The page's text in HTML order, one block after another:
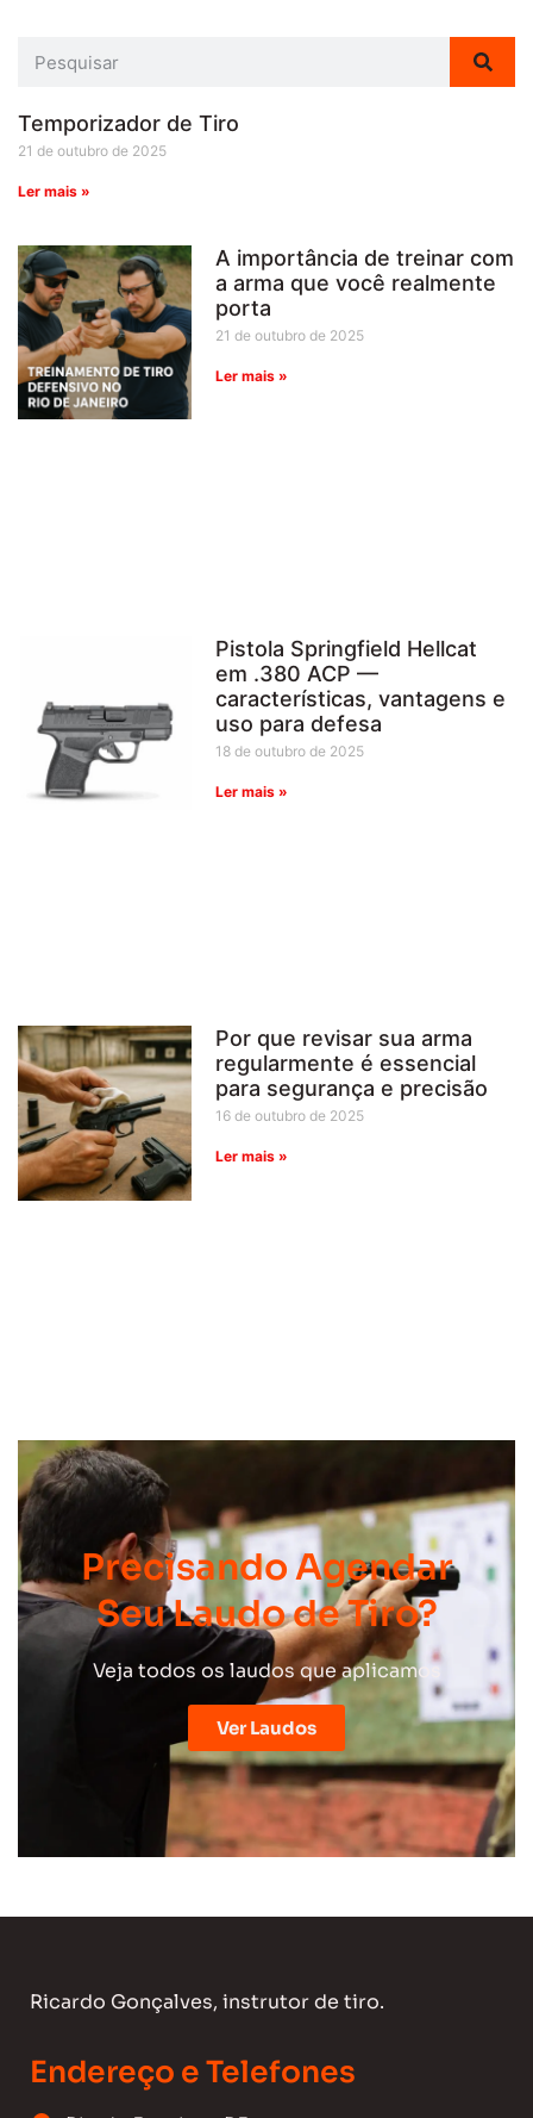
Temporizador de Tiro
21 de outubro de 2025
Ler mais »
A importância de treinar com
a arma que você realmente
porta
21 de outubro de 2025
Ler mais »
Pistola Springfield Hellcat
em .380 ACP —
características, vantagens e
uso para defesa
18 de outubro de 2025
Ler mais »
Por que revisar sua arma
regularmente é essencial
para segurança e precisão
16 de outubro de 2025
Ler mais »
Precisando Agendar
Seu Laudo de Tiro?
Veja todos os laudos que aplicamos
Ver Laudos
Ricardo Gonçalves, instrutor de tiro.
Endereço e Telefones